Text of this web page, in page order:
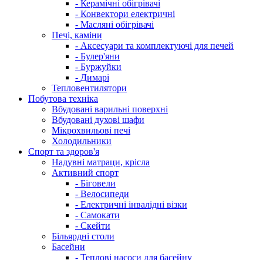
- Керамічні обігрівачі
- Конвектори електричні
- Масляні обігрівачі
Печі, каміни
- Аксесуари та комплектуючі для печей
- Булер'яни
- Буржуйки
- Димарі
Тепловентилятори
Побутова техніка
Вбудовані варильні поверхні
Вбудовані духові шафи
Мікрохвильові печі
Холодильники
Спорт та здоров'я
Надувні матраци, крісла
Активний спорт
- Біговели
- Велосипеди
- Електричні інвалідні візки
- Самокати
- Скейти
Більярдні столи
Басейни
- Теплові насоси для басейну